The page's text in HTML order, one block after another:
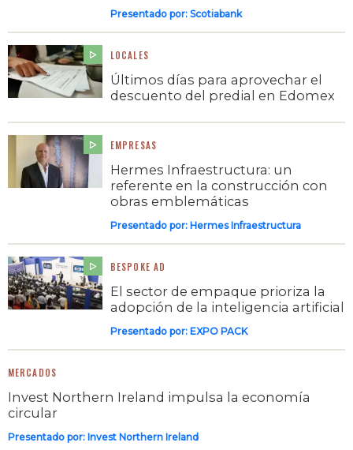
Presentado por: Scotiabank
LOCALES
Últimos días para aprovechar el
descuento del predial en Edomex
EMPRESAS
Hermes Infraestructura: un
referente en la construcción con
obras emblemáticas
Presentado por: Hermes Infraestructura
BESPOKE AD
El sector de empaque prioriza la
adopción de la inteligencia artificial
Presentado por: EXPO PACK
MERCADOS
Invest Northern Ireland impulsa la economía
circular
Presentado por: Invest Northern Ireland